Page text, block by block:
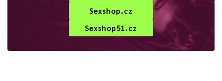
Sexshop.cz
Sexshop51.cz